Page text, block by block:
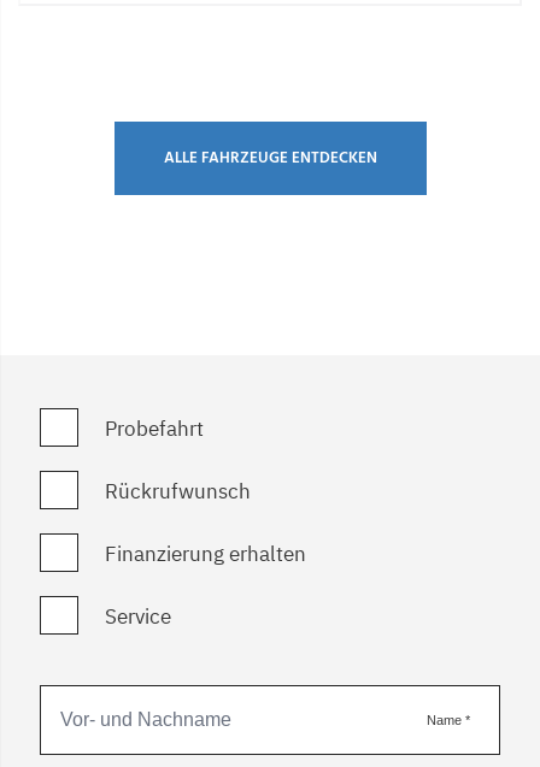
ALLE FAHRZEUGE ENTDECKEN
Probefahrt
Rückrufwunsch
Finanzierung erhalten
Service
Name *